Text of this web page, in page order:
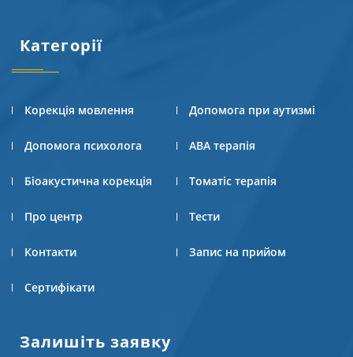
Категорії
Корекція мовлення Допомога при аутизмі
Допомога психолога АВА терапія
Біоакустична корекція Томатіс терапія
Про центр Тести
Контакти Запис на прийом
Сертифікати
Залишіть заявку